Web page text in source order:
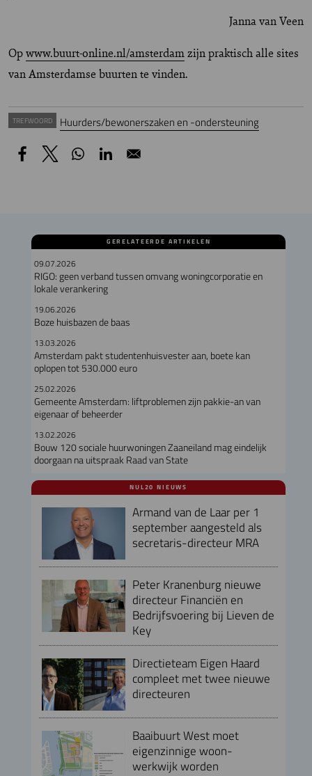
Janna van Veen
Opwww.buurt-online.nl/amsterdamzijn praktisch alle sites
van Amsterdamse buurten te vinden.
TREFWOORD Huurders/bewonerszaken en -ondersteuning
GERELATEERDE ARTIKELEN
09.07.2026
RIGO: geen verband tussen omvang woningcorporatie en
lokale verankering
19.06.2026
Boze huisbazen de baas
13.03.2026
Amsterdam pakt studentenhuisvester aan, boete kan
oplopen tot 530.000 euro
25.02.2026
Gemeente Amsterdam: liftproblemen zijn pakkie-an van
eigenaar of beheerder
13.02.2026
Bouw 120 sociale huurwoningen Zaaneiland mag eindelijk
doorgaan na uitspraak Raad van State
NUL20 NIEUWS
Armand van de Laar per 1
september aangesteld als
secretaris-directeur MRA
Peter Kranenburg nieuwe
directeur Financiën en
Bedrijfsvoering bij Lieven de
Key
Directieteam Eigen Haard
compleet met twee nieuwe
directeuren
Baaibuurt West moet
eigenzinnige woon-
werkwijk worden